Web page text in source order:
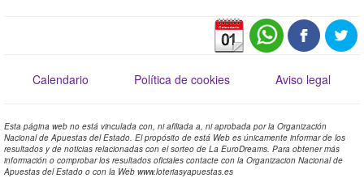
Calendario Política de cookies Aviso legal
Esta página web no está vinculada con, ni afiliada a, ni aprobada por la Organización
Nacional de Apuestas del Estado. El propósito de está Web es únicamente informar de los
resultados y de noticias relacionadas con el sorteo de La EuroDreams. Para obtener más
información o comprobar los resultados oficiales contacte con la Organizacion Nacional de
Apuestas del Estado o con la Web www.loteriasyapuestas.es